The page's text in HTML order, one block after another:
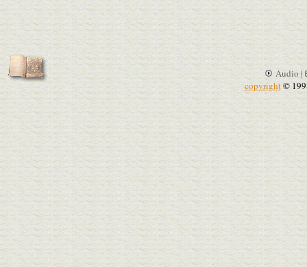
Audio |
copyright©